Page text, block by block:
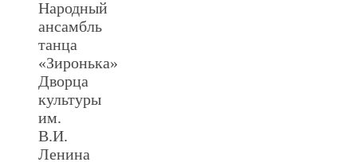
Народный
ансамбль
танца
«Зиронька»
Дворца
культуры
им.
В.И.
Ленина